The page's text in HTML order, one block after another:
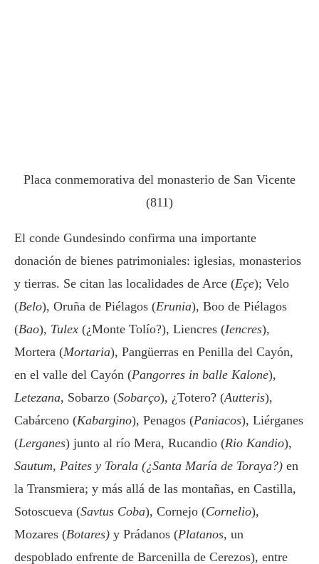
Placa conmemorativa del monasterio de San Vicente
(811)
El conde Gundesindo confirma una importante
donación de bienes patrimoniales: iglesias, monasterios
y tierras. Se citan las localidades de Arce (Eçe); Velo
(Belo), Oruña de Piélagos (Erunia), Boo de Piélagos
(Bao), Tulex (¿Monte Tolío?), Liencres (Iencres),
Mortera (Mortaria), Pangüerras en Penilla del Cayón,
en el valle del Cayón (Pangorres in balle Kalone),
Letezana, Sobarzo (Sobarço), ¿Totero? (Autteris),
Cabárceno (Kabargino), Penagos (Paniacos), Liérganes
(Lerganes) junto al río Mera, Rucandio (Rio Kandio),
Sautum, Paites y Torala (¿Santa María de Toraya?) en
la Transmiera; y más allá de las montañas, en Castilla,
Sotoscueva (Savtus Coba), Cornejo (Cornelio),
Mozares (Botares) y Prádanos (Platanos, un
despoblado enfrente de Barcenilla de Cerezos), entre